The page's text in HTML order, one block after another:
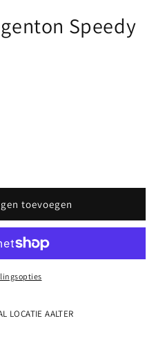
Speedy
toevoegen
LOCATIE AALTER